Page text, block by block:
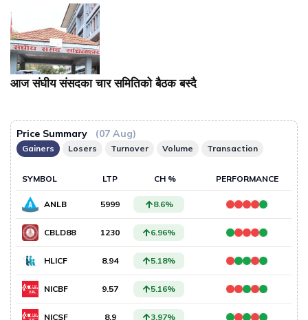
आज संघीय संसदका चार समितिको बैठक बस्दै